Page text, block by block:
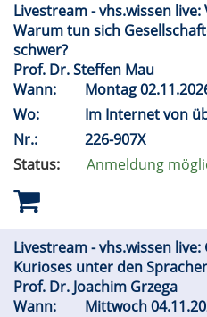
Livestream - vhs.wissen
Warum tun sich
schwer?
Prof. Dr. Steffen Mau
Wann:
Montag
Wo:
Im Internet von
Nr.:
226-907X
Status:
Anmeldung
Livestream - vhs.wissen
Kurioses unter den
Prof. Dr. Joachim Grzega
Wann:
Mittwoch